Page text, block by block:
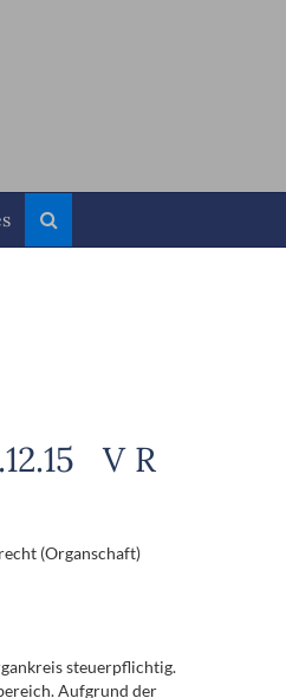
V R
(Organschaft)
steuerpflichtig.
Aufgrund der